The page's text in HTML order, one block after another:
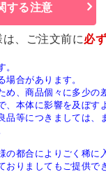
する注意
、ご注文前に必ず
合があります。
、商品個々に多少の
本体に影響を及ぼす
等につきましては
都合によりごく稀に
りましてもご提供で